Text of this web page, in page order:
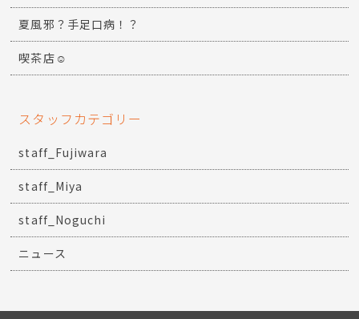
夏風邪？手足口病！？
喫茶店☺
スタッフカテゴリー
staff_Fujiwara
staff_Miya
staff_Noguchi
ニュース